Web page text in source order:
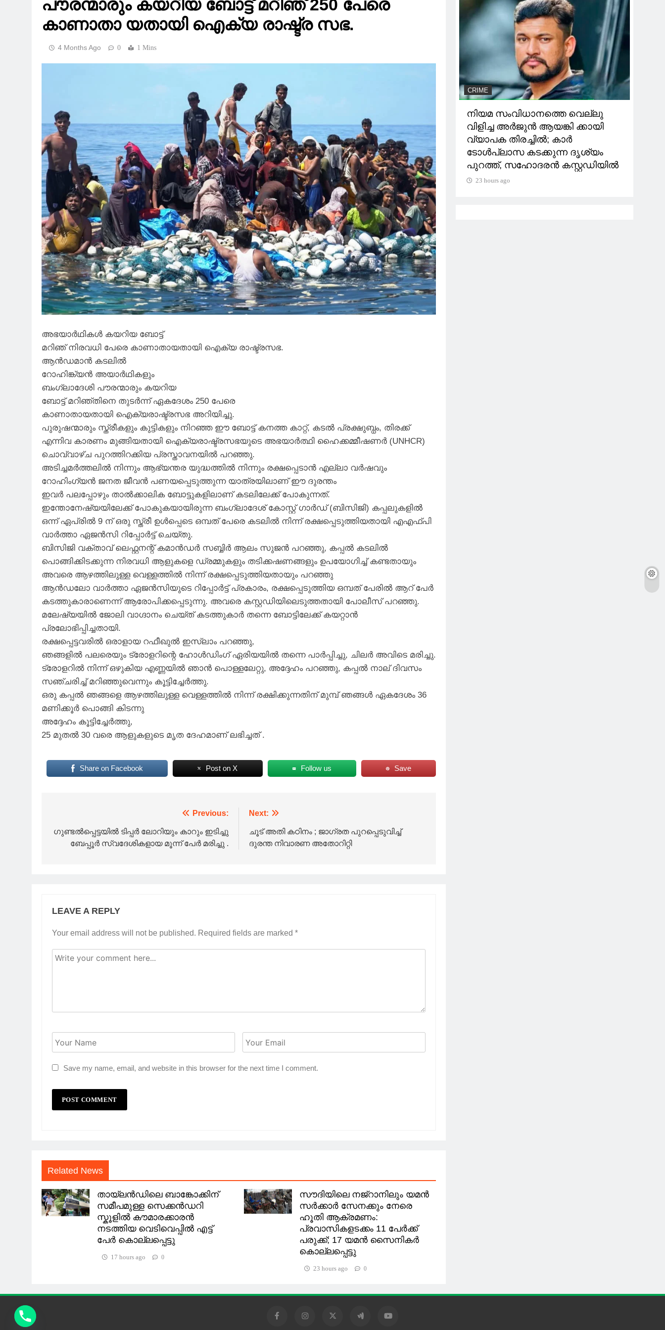
പൗരന്മാരും കയറിയ ബോട്ട് മറിഞ് 250 പേരെ
കാണാതാ യതായി ഐക്യ രാഷ്ട്ര സഭ.
4 Months Ago 0 1 Mins
അഭയാർഥികൾ കയറിയ ബോട്ട്
മറിഞ് നിരവധി പേരെ കാണാതായതായി ഐക്യ രാഷ്ട്രസഭ.
ആൻഡമാൻ കടലിൽ
റോഹിങ്ക്യൻ അയാർഥികളും
ബംഗ്ലാദേശി പൗരന്മാരും കയറിയ
ബോട്ട് മറിഞ്തിനെ തുടർന്ന് ഏകദേശം 250 പേരെ
കാണാതായതായി ഐക്യരാഷ്ട്രസഭ അറിയിച്ചു.
പുരുഷന്മാരും സ്ത്രീകളും കുട്ടികളും നിറഞ്ഞ ഈ ബോട്ട് കനത്ത കാറ്റ്, കടൽ പ്രക്ഷുബ്ധം, തിരക്ക്
എന്നിവ കാരണം മുങ്ങിയതായി ഐക്യരാഷ്ട്രസഭയുടെ അഭയാർത്ഥി ഹൈക്കമ്മീഷണർ (UNHCR)
ചൊവ്വാഴ്ച പുറത്തിറക്കിയ പ്രസ്താവനയിൽ പറഞ്ഞു.
അടിച്ചമർത്തലിൽ നിന്നും ആഭ്യന്തര യുദ്ധത്തിൽ നിന്നും രക്ഷപ്പെടാൻ എല്ലാ വർഷവും
റോഹിംഗ്യൻ ജനത ജീവൻ പണയപ്പെടുത്തുന്ന യാത്രയിലാണ് ഈ ദുരന്തം
ഇവർ പലപ്പോഴും താൽക്കാലിക ബോട്ടുകളിലാണ് കടലിലേക്ക് പോകുന്നത്.
ഇന്തോനേഷ്യയിലേക്ക് പോകുകയായിരുന്ന ബംഗ്ലാദേശ് കോസ്റ്റ് ഗാർഡ് (ബിസിജി) കപ്പലുകളിൽ
ഒന്ന് ഏപ്രിൽ 9 ന് ഒരു സ്ത്രീ ഉൾപ്പെടെ ഒമ്പത് പേരെ കടലിൽ നിന്ന് രക്ഷപ്പെടുത്തിയതായി എഎഫ്‌പി
വാർത്താ ഏജൻസി റിപ്പോർട്ട് ചെയ്തു.
ബിസിജി വക്താവ് ലെഫ്റ്റനന്റ് കമാൻഡർ സബ്ബിർ ആലം സുജൻ പറഞ്ഞു, കപ്പൽ കടലിൽ
പൊങ്ങിക്കിടക്കുന്ന നിരവധി ആളുകളെ ഡ്രമ്മുകളും തടിക്കഷണങ്ങളും ഉപയോഗിച്ച് കണ്ടതായും
അവരെ ആഴത്തിലുള്ള വെള്ളത്തിൽ നിന്ന് രക്ഷപ്പെടുത്തിയതായും പറഞ്ഞു
ആൻഡലോ വാർത്താ ഏജൻസിയുടെ റിപ്പോർട്ട് പ്രകാരം, രക്ഷപ്പെടുത്തിയ ഒമ്പത് പേരിൽ ആറ് പേർ
കടത്തുകാരാണെന്ന് ആരോപിക്കപ്പെടുന്നു. അവരെ കസ്റ്റഡിയിലെടുത്തതായി പോലീസ് പറഞ്ഞു.
മലേഷ്യയിൽ ജോലി വാഗ്ദാനം ചെയ്ത് കടത്തുകാർ തന്നെ ബോട്ടിലേക്ക് കയറ്റാൻ
പ്രലോഭിപ്പിച്ചതായി.
രക്ഷപ്പെട്ടവരിൽ ഒരാളായ റഫീഖുൽ ഇസ്ലാം പറഞ്ഞു,
ഞങ്ങളിൽ പലരെയും ട്രോളറിന്റെ ഹോൾഡിംഗ് ഏരിയയിൽ തന്നെ പാർപ്പിച്ചു, ചിലർ അവിടെ മരിച്ചു.
ട്രോളറിൽ നിന്ന് ഒഴുകിയ എണ്ണയിൽ ഞാൻ പൊള്ളലേറ്റു, അദ്ദേഹം പറഞ്ഞു, കപ്പൽ നാല് ദിവസം
സഞ്ചരിച്ച് മറിഞ്ഞുവെന്നും കൂട്ടിച്ചേർത്തു.
ഒരു കപ്പൽ ഞങ്ങളെ ആഴത്തിലുള്ള വെള്ളത്തിൽ നിന്ന് രക്ഷിക്കുന്നതിന് മുമ്പ് ഞങ്ങൾ ഏകദേശം 36
മണിക്കൂർ പൊങ്ങി കിടന്നു
അദ്ദേഹം കൂട്ടിച്ചേർത്തു,
25 മുതൽ 30 വരെ ആളുകളുടെ മൃത ദേഹമാണ് ലഭിച്ചത് .
Share on Facebook Post on X Follow us Save
navigation
Previous:
ഗുണ്ടൽപ്പെട്ടയിൽ ടിപ്പർ ലോറിയും കാറും ഇടിച്ചു
ബേപ്പൂർ സ്വദേശികളായ മൂന്ന് പേർ മരിച്ചു .
Next:
ചൂട് അതി കഠിനം ; ജാഗ്രത പുറപ്പെടുവിച്ച്
ദുരന്ത നിവാരണ അതോറിറ്റി
LEAVE A REPLY
Your email address will not be published. Required fields are marked *
Save my name, email, and website in this browser for the next time I comment.
Related News
തായ്ലൻഡിലെ ബാങ്കോക്കിന്
സമീപമുള്ള സെക്കൻഡറി
സ്കൂളില്‍ കൗമാരക്കാരൻ
നടത്തിയ വെടിവെപ്പില്‍ എട്ട്
പേർ കൊല്ലപ്പെട്ടു
17 hours ago 0
സൗദിയിലെ നജ്‌റാനിലും യമൻ
സർക്കാർ സേനക്കും നേരെ
ഹൂതി ആക്രമണം:
പ്രവാസികളടക്കം 11 പേർക്ക്
പരുക്ക്; 17 യമൻ സൈനികർ
കൊല്ലപ്പെട്ടു
23 hours ago 0
കോഴിക്കോട്-ബംഗളൂരു
കെ.എസ്.ആർ.ടി.സി ബസ്
നിയന്ത്രണം വിട്ട് മറിഞ്ഞ്
ഡ്രൈവറും കണ്ടക്ടറും മരിച്ചു.
നാല് പേർ ഗുരുതരാവസ്ഥയിൽ.
23 hours ago
CRIME
നിയമ സംവിധാനത്തെ വെല്ലു
വിളിച്ച അർജുൻ ആയങ്കി ക്കായി
വ്യാപക തിരച്ചിൽ; കാർ
ടോള്‍പ്ലാസ കടക്കുന്ന ദൃശ്യം
പുറത്ത്, സഹോദരൻ കസ്റ്റഡിയിൽ
23 hours ago